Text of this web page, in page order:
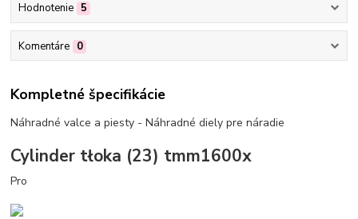
Hodnotenie 5
Komentáre 0
Kompletné špecifikácie
Náhradné valce a piesty - Náhradné diely pre náradie
Cylinder tłoka (23) tmm1600x
Pro